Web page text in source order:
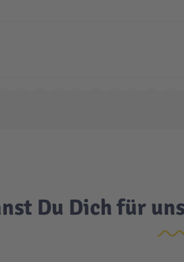
Du Dich für